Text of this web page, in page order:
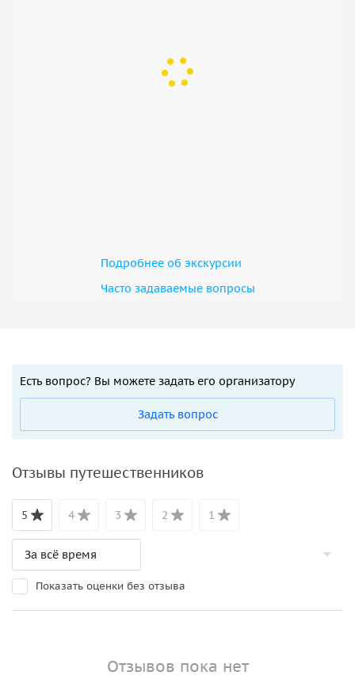
Подробнее об экскурсии
Часто задаваемые вопросы
Есть вопрос? Вы можете задать его организатору
Задать вопрос
Отзывы путешественников
5 4 3 2 1
Показать оценки без отзыва
Отзывов пока нет